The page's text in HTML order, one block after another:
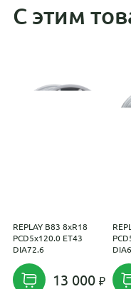
С этим
REPLAY B83 8xR18
PCD5x120.0 ET43
DIA72.6
13 000